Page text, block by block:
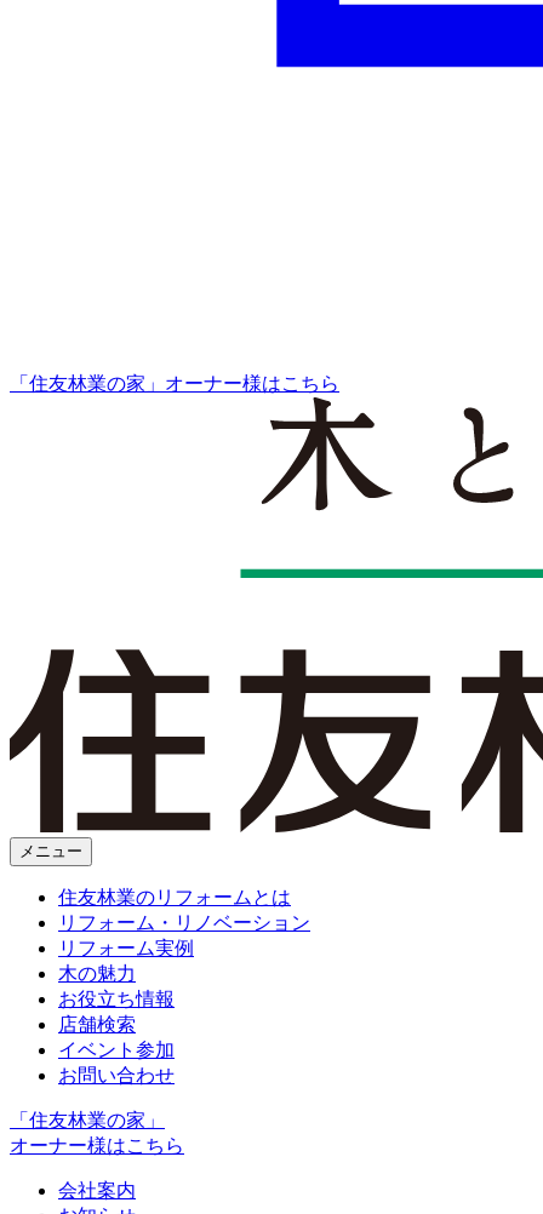
「住友林業の家」オーナー様はこちら
メニュー
住友林業のリフォームとは
リフォーム・リノベーション
リフォーム実例
木の魅力
お役立ち情報
店舗検索
イベント参加
お問い合わせ
「住友林業の家」
オーナー様はこちら
会社案内